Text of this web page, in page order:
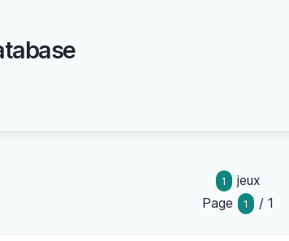
1
jeux
Page
1 / 1